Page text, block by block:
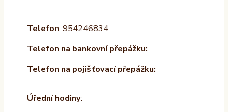
Telefon: 954246834
Telefon na bankovní přepážku:
Telefon na pojišťovací přepážku:
Úřední hodiny: